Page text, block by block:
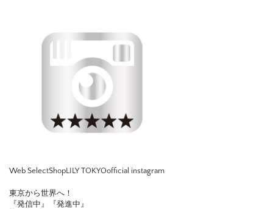
Web SelectShopLILY TOKYOofficial instagram
東京から世界へ！
『発信中』『発進中』